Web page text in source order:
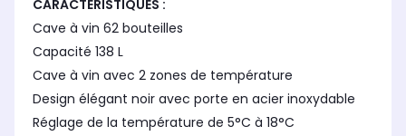
CARACTÉRISTIQUES :
Cave à vin 62 bouteilles
Capacité 138 L
Cave à vin avec 2 zones de température
Design élégant noir avec porte en acier inoxydable
Réglage de la température de 5°C à 18°C